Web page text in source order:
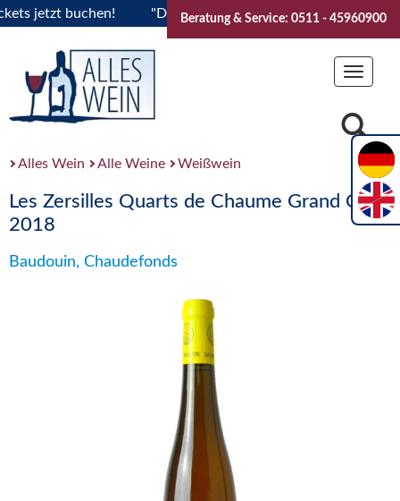
jetzt buchen! "Das Sommerfest 2026" Vive la
Beratung & Service: 0511 - 45960900
Toggle
Alles Wein Alle Weine Weißwein
Les Zersilles Quarts de Chaume Grand Cru
2018
Baudouin, Chaudefonds